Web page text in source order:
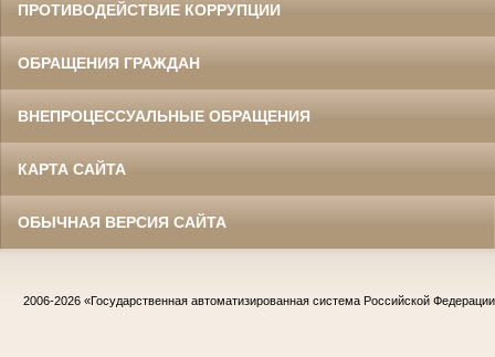
ПРОТИВОДЕЙСТВИЕ КОРРУПЦИИ
ОБРАЩЕНИЯ ГРАЖДАН
ВНЕПРОЦЕССУАЛЬНЫЕ ОБРАЩЕНИЯ
КАРТА САЙТА
ОБЫЧНАЯ ВЕРСИЯ САЙТА
2006-2026 «Государственная автоматизированная система Российской